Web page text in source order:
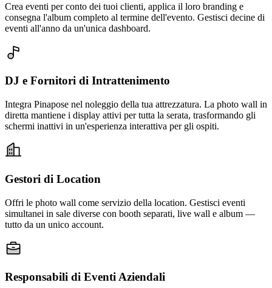
Crea eventi per conto dei tuoi clienti, applica il loro branding e
consegna l'album completo al termine dell'evento. Gestisci decine di
eventi all'anno da un'unica dashboard.
DJ e Fornitori di Intrattenimento
Integra Pinapose nel noleggio della tua attrezzatura. La photo wall in
diretta mantiene i display attivi per tutta la serata, trasformando gli
schermi inattivi in un'esperienza interattiva per gli ospiti.
Gestori di Location
Offri le photo wall come servizio della location. Gestisci eventi
simultanei in sale diverse con booth separati, live wall e album —
tutto da un unico account.
Responsabili di Eventi Aziendali